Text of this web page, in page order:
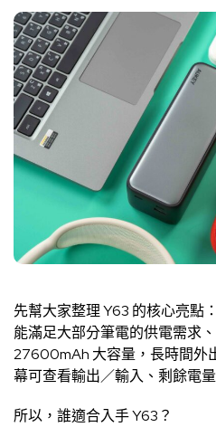
先幫大家整理 Y63 的核心亮點
能滿足大部分筆電的供電需求
27600mAh 大容量，長時間外
幕可查看輸出／輸入、剩餘電
所以，誰適合入手 Y63？